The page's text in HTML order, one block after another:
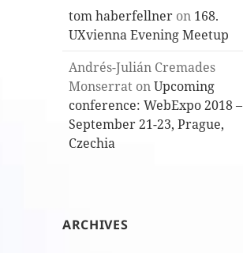
tom haberfellner on 168.
UXvienna Evening Meetup
Andrés-Julián Cremades
Monserrat onUpcoming
conference: WebExpo 2018 –
September 21-23, Prague,
Czechia
ARCHIVES